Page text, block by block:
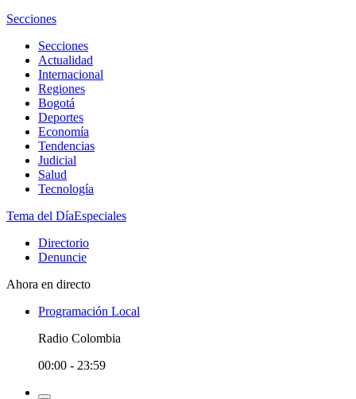
Secciones
Secciones
Actualidad
Internacional
Regiones
Bogotá
Deportes
Economía
Tendencias
Judicial
Salud
Tecnología
Tema del DíaEspeciales
Directorio
Denuncie
Ahora en directo
Programación Local
Radio Colombia
00:00 - 23:59